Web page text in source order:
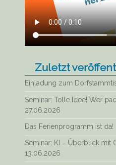
Zuletzt
Einladung zum
Seminar: Tolle Idee! Wer
27.06.2026
Das Ferienprogramm ist da!
Seminar: KI – Überblick mit
13.06.2026